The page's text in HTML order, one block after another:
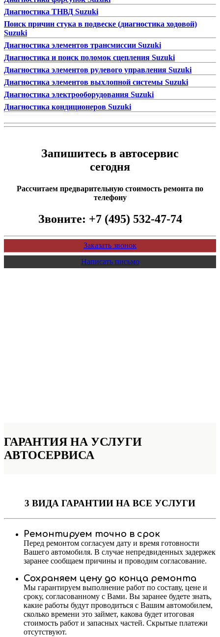
Диагностика ТНВД Suzuki
Поиск причин стука в подвеске (диагностика ходовой)
Suzuki
Диагностика элементов трансмиссии Suzuki
Диагностика и поиск поломок сцепления Suzuki
Диагностика элементов рулевого управления Suzuki
Диагностика элементов выхлопной системы Suzuki
Диагностика электрооборудования Suzuki
Диагностика кондиционеров Suzuki
Запишитесь в автосервис
сегодня
Рассчитаем предварительную стоимость ремонта по
телефону
Звоните: +7 (495) 532-47-74
Заказать звонок
Написать письмо
ГАРАНТИЯ НА УСЛУГИ
АВТОСЕРВИСА
3 ВИДА ГАРАНТИИ НА ВСЕ УСЛУГИ
Ремонтируем точно в срок
Перед ремонтом согласуем дату и время готовности
Вашего автомобиля. В случае непредвиденных задержек
заранее сообщаем причины и проводим согласование.
Сохраняем цену до конца ремонта
Мы гарантируем выполнение работ по составу, цене и
сроку, согласованному с Вами. Вы заранее будете знать,
какие работы будут проводиться с Вашим автомобилем,
сколько времени это займет, какова будет итоговая
стоимость работ и запасных частей. Скрытые платежи
отсутствуют.